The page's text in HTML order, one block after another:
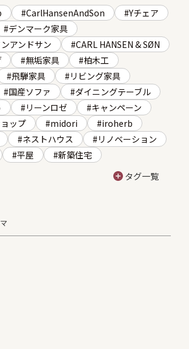
CarlHansenAndSon
Yチェア
デンマーク家具
アンドサン
CARL HANSEN & SØN
無垢家具
柏木工
飛騨家具
リビング家具
国産ソファ
ダイニングテーブル
リーンロゼ
キャンペーン
ップ
midori
iroherb
ネストハウス
リノベーション
平屋
新築住宅
タグ一覧